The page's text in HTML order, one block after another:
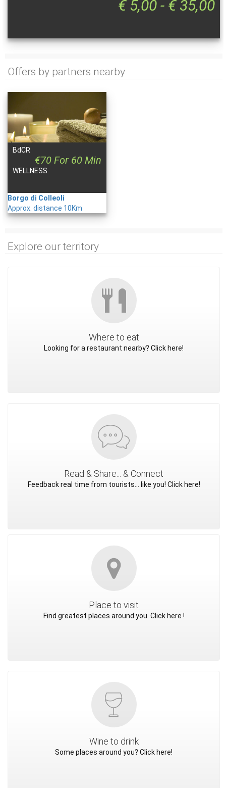
€ 5,00 - € 35,00
Offers by partners nearby
€70 For 60 Min
BdCR
WELLNESS
Borgo di Colleoli
Approx. distance 10Km
Explore our territory
Where to eat
Looking for a restaurant nearby? Click here!
Read & Share... & Connect
Feedback real time from tourists... like you! Click here!
Place to visit
Find greatest places around you. Click here !
Wine to drink
Some places around you? Click here!